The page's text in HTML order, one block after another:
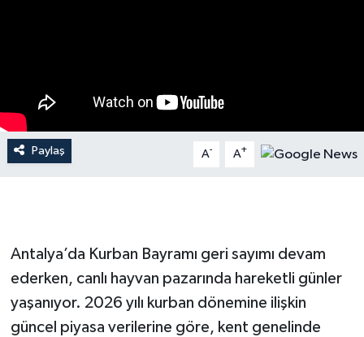
Paylaş A- A+
Antalya’da Kurban Bayramı geri sayımı devam
ederken, canlı hayvan pazarında hareketli günler
yaşanıyor. 2026 yılı kurban dönemine ilişkin
güncel piyasa verilerine göre, kent genelinde